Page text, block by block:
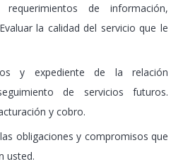
de información,
la calidad del servicio que le
y expediente de la relación
de servicios futuros.
y cobro.
obligaciones y compromisos que
usted.